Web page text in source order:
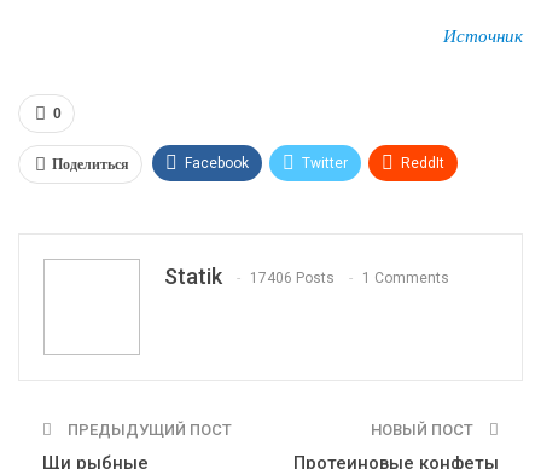
Источник
0
Поделиться Facebook Twitter ReddIt
Statik 17406 Posts 1 Comments
ПРЕДЫДУЩИЙ ПОСТ
Щи рыбные
НОВЫЙ ПОСТ
Протеиновые конфеты